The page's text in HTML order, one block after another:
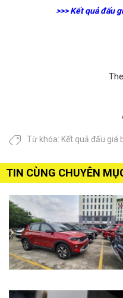
>>> Kết quả đấu
Từ khóa: Kết quả đấu giá
TIN CÙNG CHUYÊN